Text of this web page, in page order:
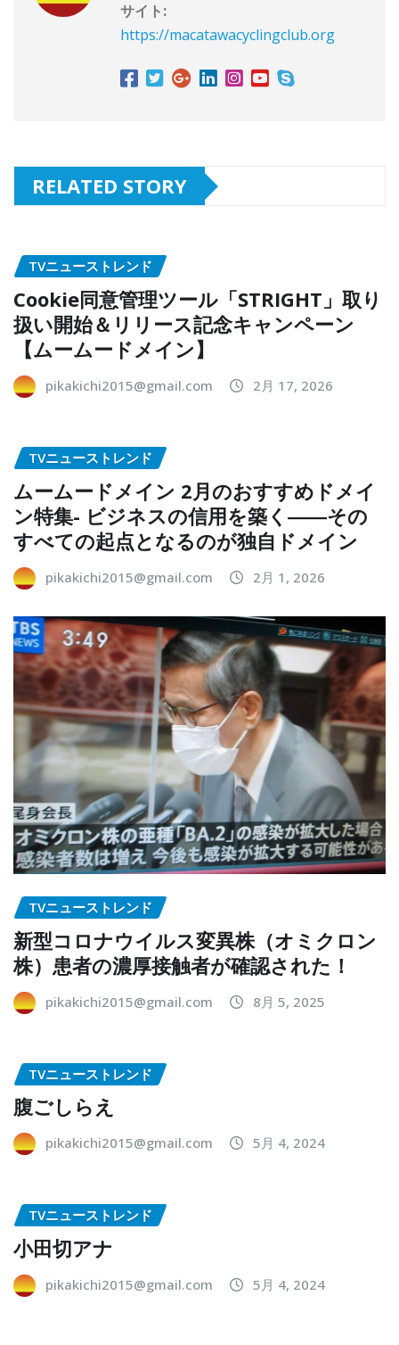
サイト:
https://macatawacyclingclub.org
RELATED STORY
TVニューストレンド
Cookie同意管理ツール「STRIGHT」取り
扱い開始＆リリース記念キャンペーン
【ムームードメイン】
pikakichi2015@gmail.com 2月 17, 2026
TVニューストレンド
ムームードメイン 2月のおすすめドメイ
ン特集- ビジネスの信用を築く――その
すべての起点となるのが独自ドメイン
pikakichi2015@gmail.com 2月 1, 2026
TVニューストレンド
新型コロナウイルス変異株（オミクロン
株）患者の濃厚接触者が確認された！
pikakichi2015@gmail.com 8月 5, 2025
TVニューストレンド
腹ごしらえ
pikakichi2015@gmail.com 5月 4, 2024
TVニューストレンド
小田切アナ
pikakichi2015@gmail.com 5月 4, 2024